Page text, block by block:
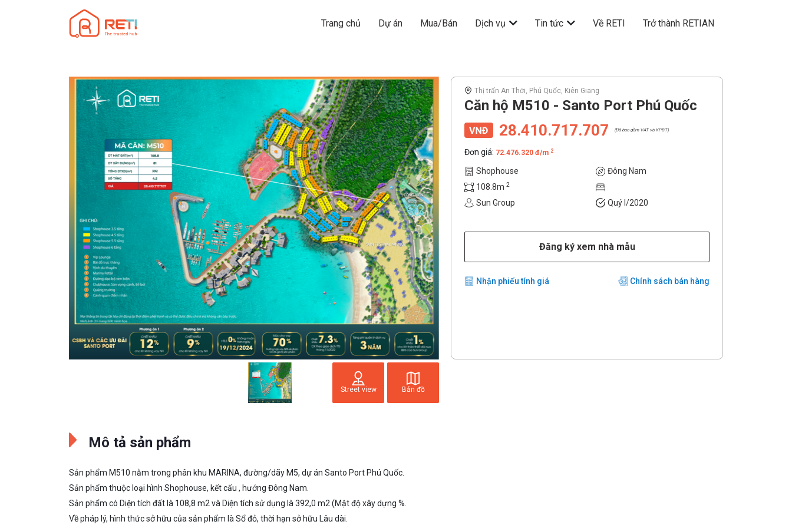
Trang chủ Dự án Mua/Bán Dịch vụ Tin tức Về RETI Trở thành RETIAN
Street view Bản đồ
Thị trấn An Thới, Phú Quốc, Kiên Giang
Căn hộ M510 - Santo Port Phú Quốc
28.410.717.707 (Đã bao gồm VAT và KPBT)
Đơn giá: 72.476.320 đ/m 2
Shophouse
Đông Nam
108.8m 2
Sun Group Quý I/2020
Đăng ký xem nhà mẫu
Nhận phiếu tính giá Chính sách bán hàng
Mô tả sản phẩm
Sản phẩm M510 nằm trong phân khu MARINA, đường/dãy M5, dự án Santo Port Phú Quốc.
Sản phẩm thuộc loại hình Shophouse, kết cấu , hướng Đông Nam.
Sản phẩm có Diện tích đất là 108,8 m2 và Diện tích sử dụng là 392,0 m2 (Mật độ xây dựng %.
Về pháp lý, hình thức sở hữu của sản phẩm là Sổ đỏ, thời hạn sở hữu Lâu dài.